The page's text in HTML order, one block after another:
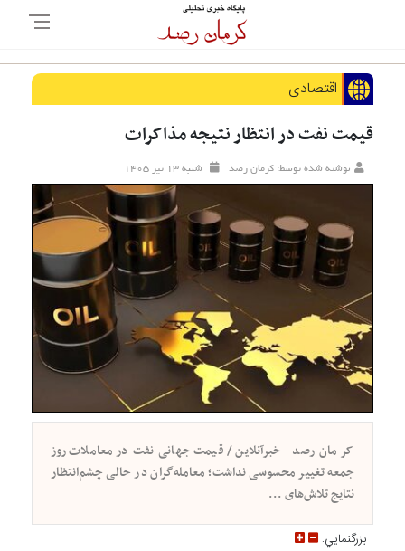
اقتصادی
قیمت نفت در انتظار نتیجه مذاکرات
نوشته شده توسط: کرمان رصد شنبه ۱۳ تير ۱۴۰۵
کرمان رصد - خبرآنلاین / قیمت جهانی نفت در معاملات روز
جمعه تغییر محسوسی نداشت؛ معامله‌گران در حالی چشم‌انتظار
نتایج تلاش‌های ...
بزرگنمايي: